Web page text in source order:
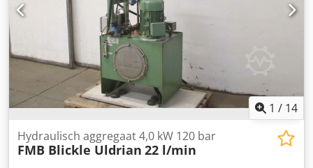
1 / 14
Hydraulisch aggregaat 4,0 kW 120 bar
FMB Blickle Uldrian 22 l/min